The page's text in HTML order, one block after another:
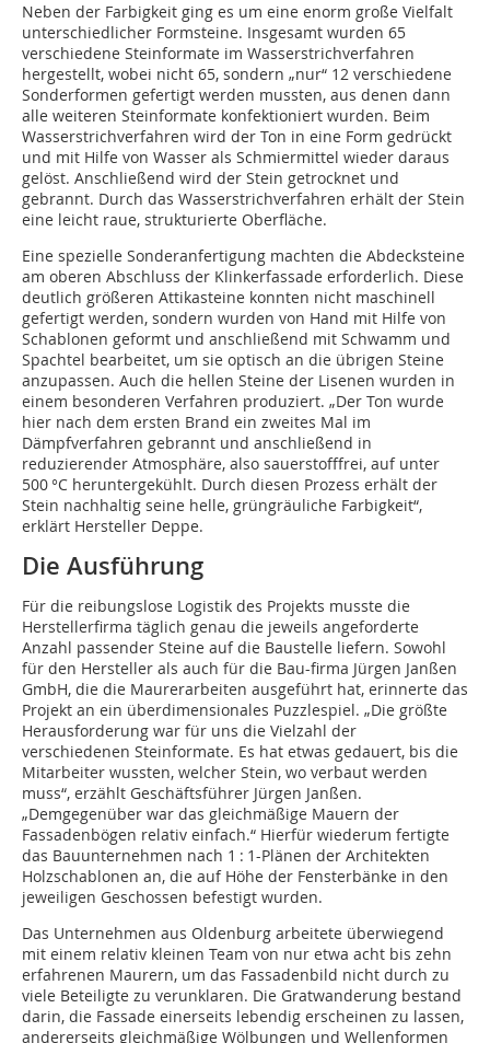
Neben der Farbigkeit ging es um eine enorm große Vielfalt
unterschiedlicher Formsteine. Insgesamt wurden 65
verschiedene Steinformate im Wasserstrichverfahren
hergestellt, wobei nicht 65, sondern „nur“ 12 verschiedene
Sonderformen gefertigt werden mussten, aus denen dann
alle weiteren Steinformate konfektioniert wurden. Beim
Wasserstrichverfahren wird der Ton in eine Form gedrückt
und mit Hilfe von Wasser als Schmiermittel wieder daraus
gelöst. Anschließend wird der Stein getrocknet und
gebrannt. Durch das Wasserstrichverfahren erhält der Stein
eine leicht raue, strukturierte Oberfläche.
Eine spezielle Sonderanfertigung machten die Abdecksteine
am oberen Abschluss der Klinkerfassade erforderlich. Diese
deutlich größeren Attikasteine konnten nicht maschinell
gefertigt werden, sondern wurden von Hand mit Hilfe von
Schablonen geformt und anschließend mit Schwamm und
Spachtel bearbeitet, um sie optisch an die übrigen Steine
anzupassen. Auch die hellen Steine der Lisenen wurden in
einem besonderen Verfahren produziert. „Der Ton wurde
hier nach dem ersten Brand ein zweites Mal im
Dämpfverfahren gebrannt und anschließend in
reduzierender Atmosphäre, also sauerstofffrei, auf unter
500 °C heruntergekühlt. Durch diesen Prozess erhält der
Stein nachhaltig seine helle, grüngräuliche Farbigkeit“,
erklärt Hersteller Deppe.
Die Ausführung
Für die reibungslose Logistik des Projekts musste die
Herstellerfirma täglich genau die jeweils angeforderte
Anzahl passender Steine auf die Baustelle liefern. Sowohl
für den Hersteller als auch für die Bau-firma Jürgen Janßen
GmbH, die die Maurerarbeiten ausgeführt hat, erinnerte das
Projekt an ein überdimensionales Puzzlespiel. „Die größte
Herausforderung war für uns die Vielzahl der
verschiedenen Steinformate. Es hat etwas gedauert, bis die
Mitarbeiter wussten, welcher Stein, wo verbaut werden
muss“, erzählt Geschäftsführer Jürgen Janßen.
„Demgegenüber war das gleichmäßige Mauern der
Fassadenbögen relativ einfach.“ Hierfür wiederum fertigte
das Bauunternehmen nach 1 : 1-Plänen der Architekten
Holzschablonen an, die auf Höhe der Fensterbänke in den
jeweiligen Geschossen befestigt wurden.
Das Unternehmen aus Oldenburg arbeitete überwiegend
mit einem relativ kleinen Team von nur etwa acht bis zehn
erfahrenen Maurern, um das Fassadenbild nicht durch zu
viele Beteiligte zu verunklaren. Die Gratwanderung bestand
darin, die Fassade einerseits lebendig erscheinen zu lassen,
andererseits gleichmäßige Wölbungen und Wellenformen